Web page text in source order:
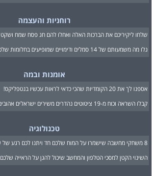
רוחניות והעצמה
שלחו ליקיריכם את הברכות האלה ואחלו להם חג פסח שמח ושקט
גלו מה משמעותם של 14 סמלים ודימויים שמופיעים בחלומות שלכם
אומנות ובמה
אספנו לך את 20 הקומדיות שהכי כדאי לראות עכשיו בנטפליקס!
קבלו השראה וכוח מ-19 ציטוטים נהדרים משירים ישראלים אהובים
טכנולוגיה
8 משחקי מחשבה שישמרו על המוח שלכם חד ויתנו לכם רגע של שקט
השינוי הקטן למסכי הטלפון והמחשב שיכול להגן על הראייה שלכם